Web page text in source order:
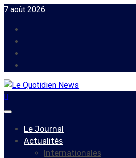
Skip
content
7 août 2026
Primary
Le Journal
Actualités
Internationales